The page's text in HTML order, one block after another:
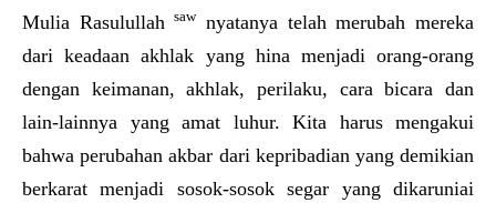
Mulia Rasulullahsawnyatanya telah merubah mereka
dari keadaan akhlak yang hina menjadi orang-orang
dengan keimanan, akhlak, perilaku, cara bicara dan
lain-lainnya yang amat luhur. Kita harus mengakui
bahwa perubahan akbar dari kepribadian yang demikian
berkarat menjadi sosok-sosok segar yang dikaruniai